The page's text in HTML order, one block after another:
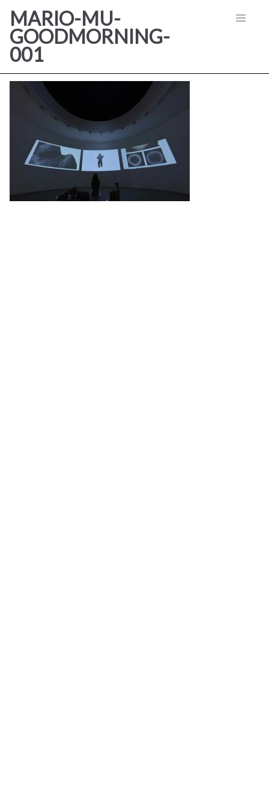
MARIO-MU-
GOODMORNING-
001